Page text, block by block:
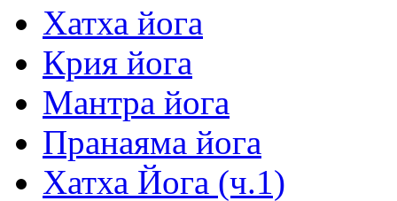
Хатха йога
Крия йога
Мантра йога
Пранаяма йога
Хатха Йога (ч.1)